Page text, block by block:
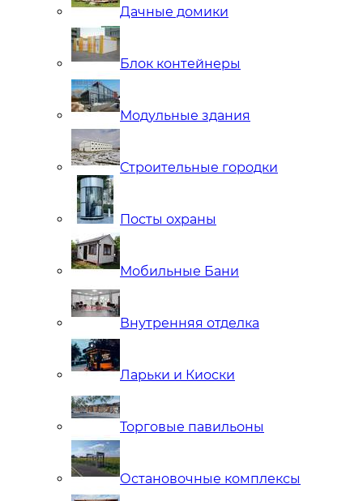
Дачные домики
Блок контейнеры
Модульные здания
Строительные городки
Посты охраны
Мобильные Бани
Внутренняя отделка
Ларьки и Киоски
Торговые павильоны
Остановочные комплексы